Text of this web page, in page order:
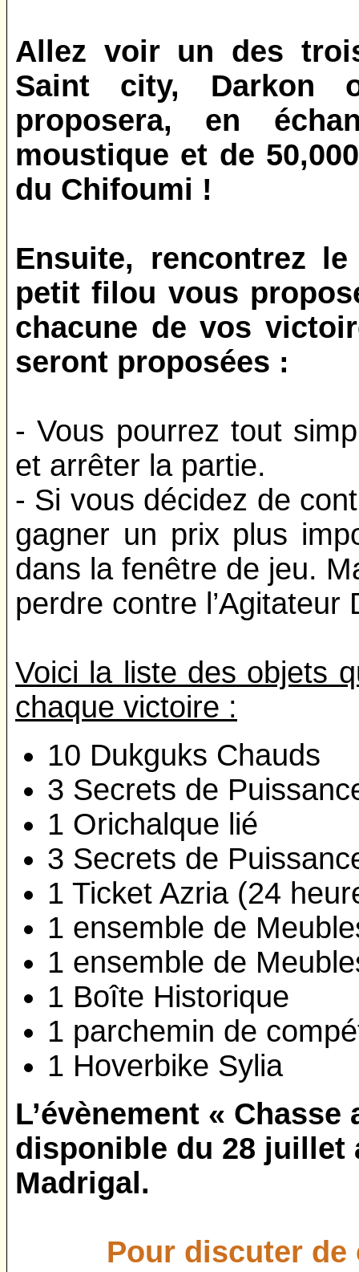
Allez voir un des
Saint city, Darkon
proposera, en
moustique et de
du Chifoumi !
Ensuite, rencontrez
petit filou vous
chacune de vos
seront proposées :
- Vous pourrez tout
et arrêter la partie.
- Si vous décidez de
gagner un prix plus
dans la fenêtre de jeu.
perdre contre l’Agitateur
Voici la liste des objets
chaque victoire :
10 Dukguks Chauds
3 Secrets de
1 Orichalque lié
3 Secrets de
1 Ticket Azria (24
1 ensemble de
1 ensemble de
1 Boîte Historique
1 parchemin de
1 Hoverbike Sylia
L’évènement «
disponible du 28 juillet
Madrigal.
Pour discuter